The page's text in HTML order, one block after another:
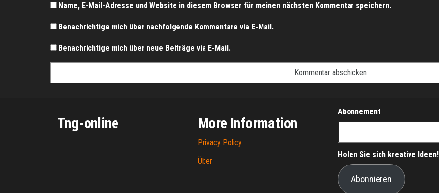
Name, E-Mail-Adresse und Website in diesem Browser für meinen nächsten Kommentar speichern.
Benachrichtige mich über nachfolgende Kommentare via E-Mail.
Benachrichtige mich über neue Beiträge via E-Mail.
Tng-online More Information
Privacy Policy
Über
Abonnement
Holen Sie sich kreative Ideen!
Abonnieren